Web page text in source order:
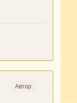
Автор